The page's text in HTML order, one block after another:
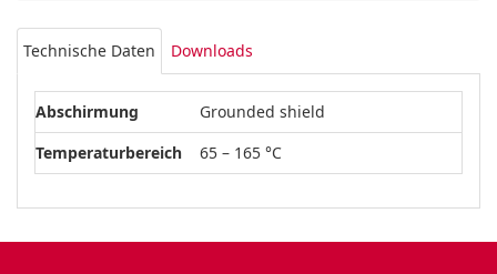
Technische Daten Downloads
Abschirmung
Grounded shield
Temperaturbereich
65 – 165 °C